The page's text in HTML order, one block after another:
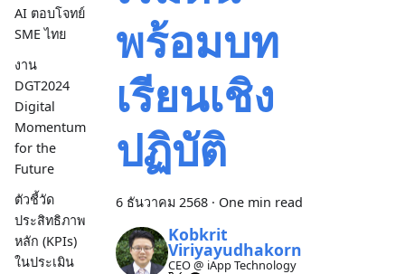
AI ตอบโจทย์
SME ไทย
งาน
DGT2024
Digital
Momentum
for the
Future
ตัวชี้วัด
ประสิทธิภาพ
หลัก (KPIs)
ในประเมิน
พร้อมบท
เรียนเชิง
ปฏิบัติ
6 ธันวาคม 2568 · One min read
Kobkrit
Viriyayudhakorn
CEO @ iApp Technology